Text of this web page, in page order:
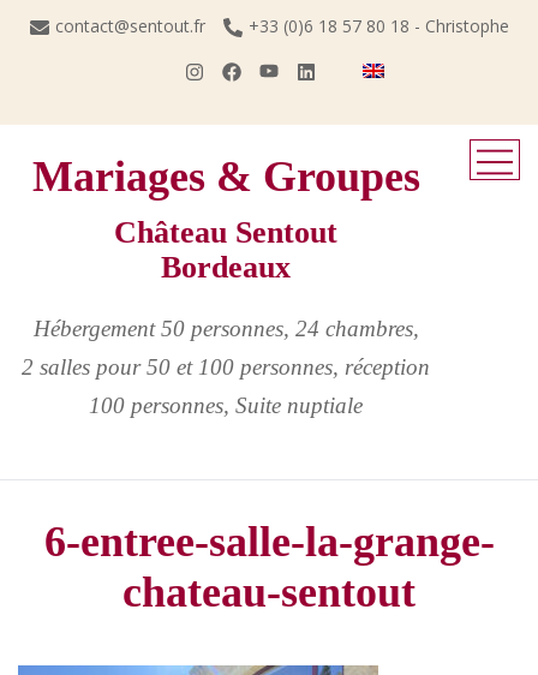
Skip
contact@sentout.fr +33 (0)6 18 57 80 18 - Christophe
Mariages & Groupes
Château Sentout
Bordeaux
Hébergement 50 personnes, 24 chambres,
2 salles pour 50 et 100 personnes, réception
100 personnes, Suite nuptiale
6-entree-salle-la-grange-
chateau-sentout